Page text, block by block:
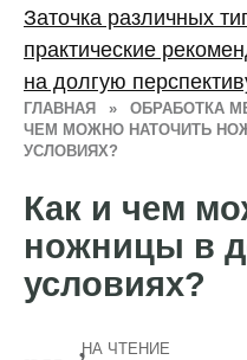
ГЛАВНАЯ » ОБРАБОТКА
ЧЕМ МОЖНО НАТОЧИТЬ
УСЛОВИЯХ?
Как и чем
ножницы в
условиях?
НА ЧТЕНИЕ
Заточка различных
практические
на долгую